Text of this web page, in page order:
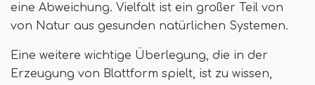
eine Abweichung. Vielfalt ist ein großer Teil von
von Natur aus gesunden natürlichen Systemen.
Eine weitere wichtige Überlegung, die in der
Erzeugung von Blattform spielt, ist zu wissen,